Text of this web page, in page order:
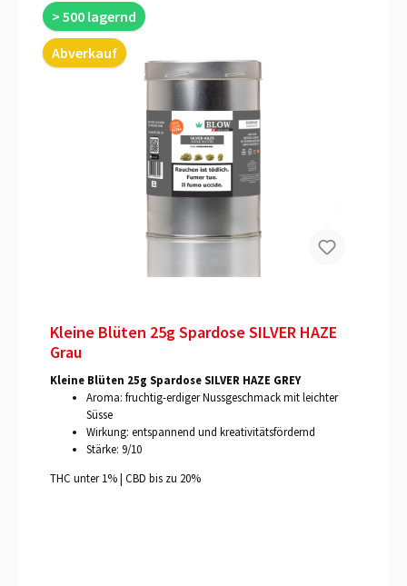
> 500 lagernd
Abverkauf
Kleine Blüten 25g Spardose SILVER HAZE
Grau
Kleine Blüten 25g Spardose SILVER HAZE GREY
Aroma: fruchtig-erdiger Nussgeschmack mit leichter
Süsse
Wirkung: entspannend und kreativitätsfördernd
Stärke: 9/10
THC unter 1% | CBD bis zu 20%